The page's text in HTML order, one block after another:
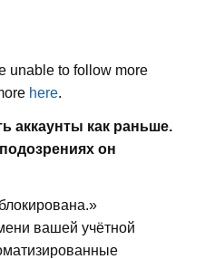
unable to follow more
here.
аккаунты как раньше.
он
вашей учётной